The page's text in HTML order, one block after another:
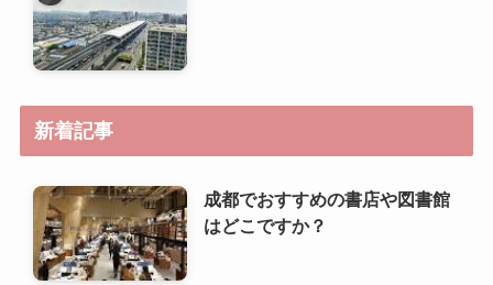
新着記事
成都でおすすめの書店や図書館
はどこですか？